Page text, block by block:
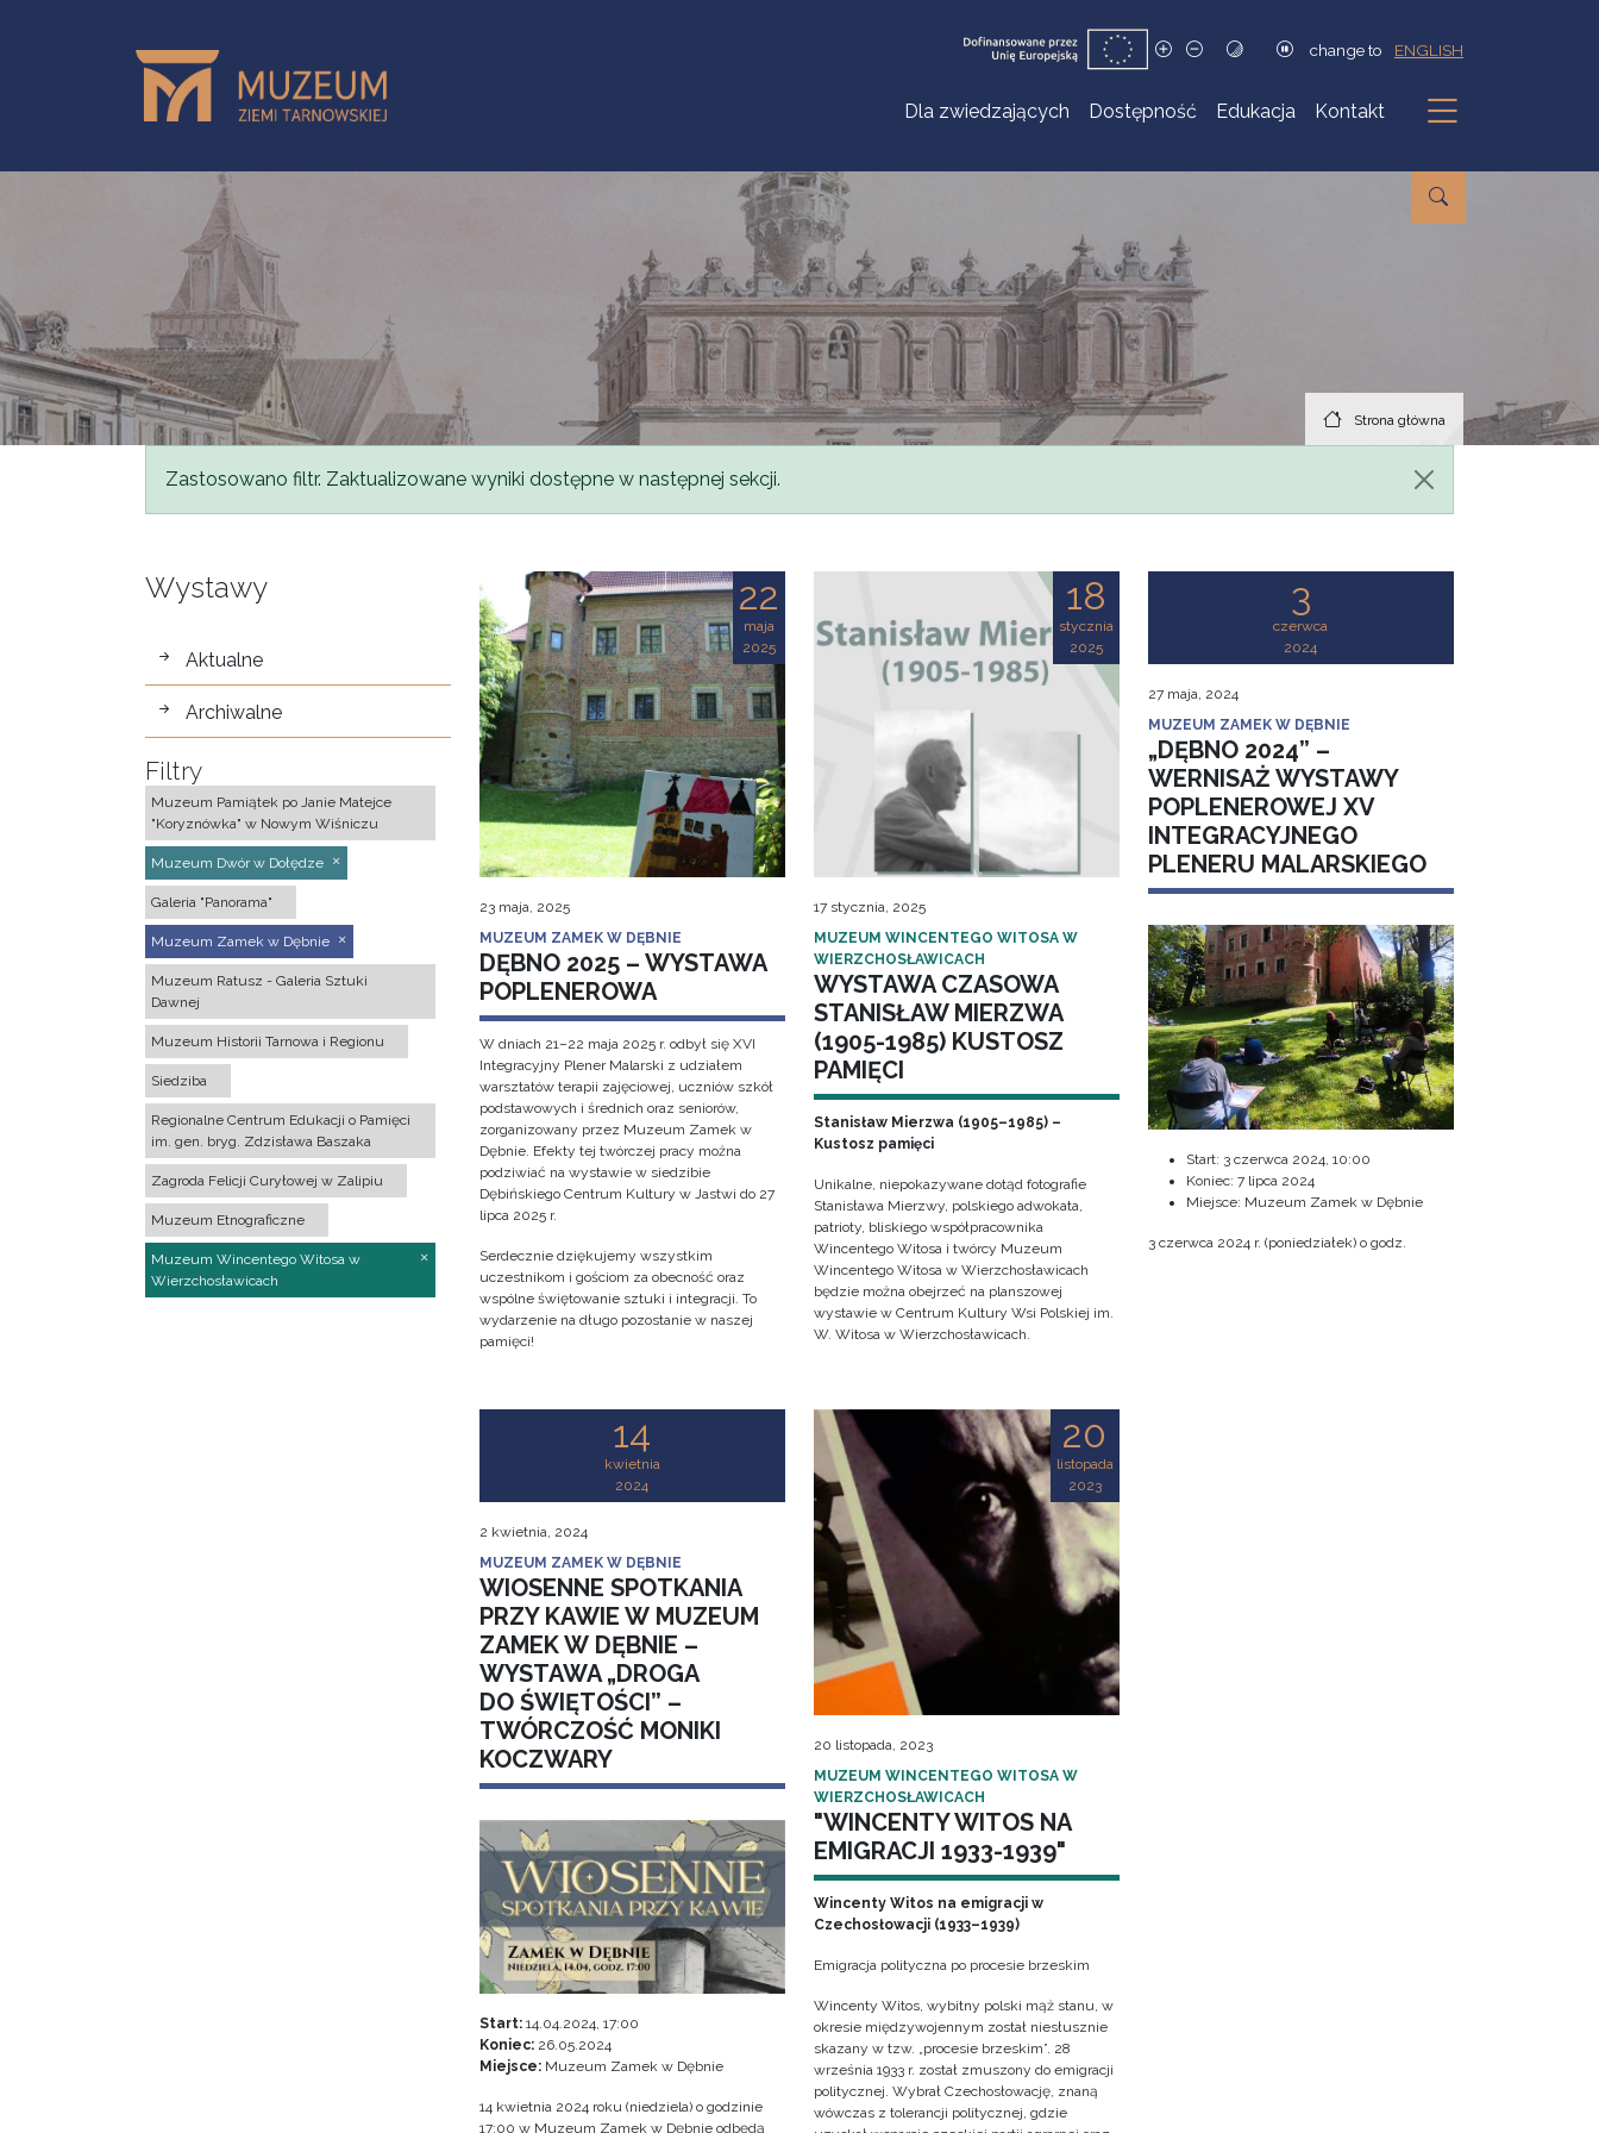
change to ENGLISH
Dla zwiedzających Dostępność Edukacja Kontakt
Podmenu
Strona główna
Komunikat
Zastosowano filtr. Zaktualizowane wyniki dostępne w następnej sekcji.
Wystawy
wystawy
Aktualne
Archiwalne
Filtry
Muzeum Pamiątek po Janie Matejce
"Koryznówka" w Nowym Wiśniczu
Muzeum Dwór w Dołędze
Galeria "Panorama"
Muzeum Zamek w Dębnie
Muzeum Ratusz - Galeria Sztuki
Dawnej
Muzeum Historii Tarnowa i Regionu
Siedziba
Regionalne Centrum Edukacji o Pamięci
im. gen. bryg. Zdzisława Baszaka
Zagroda Felicji Curyłowej w Zalipiu
Muzeum Etnograficzne
Muzeum Wincentego Witosa w
Wierzchosławicach
22
maja
2025
23 maja, 2025
MUZEUM ZAMEK W DĘBNIE
DĘBNO 2025 – WYSTAWA
POPLENEROWA
W dniach 21–22 maja 2025 r. odbył się XVI
Integracyjny Plener Malarski z udziałem
warsztatów terapii zajęciowej, uczniów szkół
podstawowych i średnich oraz seniorów,
zorganizowany przez Muzeum Zamek w
Dębnie. Efekty tej twórczej pracy można
podziwiać na wystawie w siedzibie
Dębińskiego Centrum Kultury w Jastwi do 27
lipca 2025 r.
Serdecznie dziękujemy wszystkim
uczestnikom i gościom za obecność oraz
wspólne świętowanie sztuki i integracji. To
wydarzenie na długo pozostanie w naszej
pamięci!
18
stycznia
2025
17 stycznia, 2025
MUZEUM WINCENTEGO WITOSA W
WIERZCHOSŁAWICACH
WYSTAWA CZASOWA
STANISŁAW MIERZWA
(1905-1985) KUSTOSZ
PAMIĘCI
Stanisław Mierzwa (1905–1985) –
Kustosz pamięci
Unikalne, niepokazywane dotąd fotografie
Stanisława Mierzwy, polskiego adwokata,
patrioty, bliskiego współpracownika
Wincentego Witosa i twórcy Muzeum
Wincentego Witosa w Wierzchosławicach
będzie można obejrzeć na planszowej
wystawie w Centrum Kultury Wsi Polskiej im.
W. Witosa w Wierzchosławicach.
3
czerwca
2024
27 maja, 2024
MUZEUM ZAMEK W DĘBNIE
„DĘBNO 2024” –
WERNISAŻ WYSTAWY
POPLENEROWEJ XV
INTEGRACYJNEGO
PLENERU MALARSKIEGO
Start: 3 czerwca 2024, 10:00
Koniec: 7 lipca 2024
Miejsce: Muzeum Zamek w Dębnie
3 czerwca 2024 r. (poniedziałek) o godz.
14
kwietnia
2024
2 kwietnia, 2024
MUZEUM ZAMEK W DĘBNIE
WIOSENNE SPOTKANIA
PRZY KAWIE W MUZEUM
ZAMEK W DĘBNIE –
WYSTAWA „DROGA
DO ŚWIĘTOŚCI” –
TWÓRCZOŚĆ MONIKI
KOCZWARY
Start: 14.04.2024, 17:00
Koniec: 26.05.2024
Miejsce: Muzeum Zamek w Dębnie
14 kwietnia 2024 roku (niedziela) o godzinie
17:00 w Muzeum Zamek w Dębnie odbędą
20
listopada
2023
20 listopada, 2023
MUZEUM WINCENTEGO WITOSA W
WIERZCHOSŁAWICACH
"WINCENTY WITOS NA
EMIGRACJI 1933-1939"
Wincenty Witos na emigracji w
Czechosłowacji (1933–1939)
Emigracja polityczna po procesie brzeskim
Wincenty Witos, wybitny polski mąż stanu, w
okresie międzywojennym został niesłusznie
skazany w tzw. „procesie brzeskim”. 28
września 1933 r. został zmuszony do emigracji
politycznej. Wybrał Czechosłowację, znaną
wówczas z tolerancji politycznej, gdzie